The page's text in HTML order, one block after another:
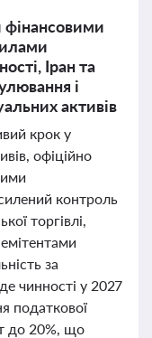
фінансовими
Іран та
і
активів
крок у
офіційно
контроль
торгівлі,
за
чинності у 2027
податкової
до 20%, що